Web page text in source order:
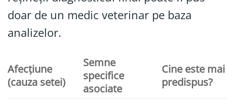
doar de un medic veterinar pe baza
analizelor.
Afecțiune
(cauza setei)
Semne
specifice
asociate
Cine este mai
predispus?